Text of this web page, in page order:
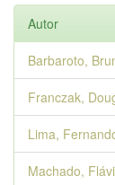
Autor
Barbaroto,
Franczak,
Lima,
Machado,